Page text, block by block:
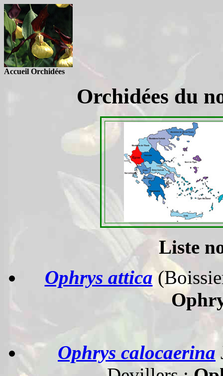
Accueil Orchidées
Orchidées du
Liste
Ophrys attica
Ophrys calocaerina